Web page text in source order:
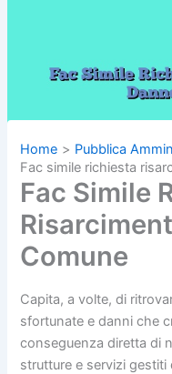
Home
Pubblica
Fac simile richiesta
Fac Simile
Comune
Capita, a volte, di
sfortunate e danni che
conseguenza diretta di
strutture e servizi gestiti